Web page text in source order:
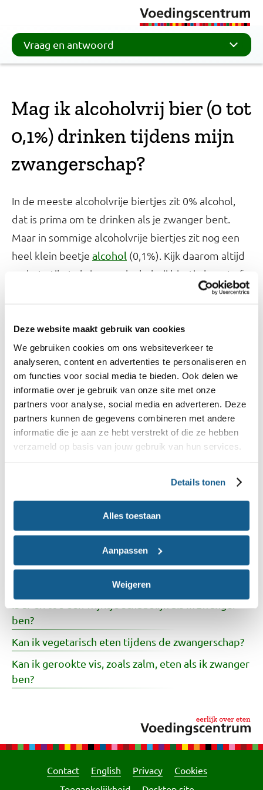
Deze website maakt gebruik van cookies
We gebruiken cookies om ons websiteverkeer te
analyseren, content en advertenties te personaliseren en
om functies voor social media te bieden. Ook delen we
informatie over je gebruik van onze site met onze
partners voor analyse, social media en adverteren. Deze
partners kunnen de gegevens combineren met andere
informatie die je aan ze hebt verstrekt of die ze hebben
verzameld op basis van jouw gebruik van hun services.
Details tonen
Alles toestaan
Aanpassen
Weigeren
Vraag en antwoord
Mag ik alcoholvrij bier (0 tot
0,1%) drinken tijdens mijn
zwangerschap?
In de meeste alcoholvrije biertjes zit 0% alcohol,
dat is prima om te drinken als je zwanger bent.
Maar in sommige alcoholvrije biertjes zit nog een
heel klein beetje alcohol (0,1%). Kijk daarom altijd
op het etiket als je een alcoholvrij biertje koopt of
vraag het na bij de ober als je een biertje bestelt.
Als je zwanger bent, is het advies om helemaal
geen alcohol te drinken, ook geen half glaasje.
Meer informatie over alcohol en zwangerschap èn
een gratis online cursus over dit onderwerp vind je
opwww.alcoholvrijzwanger.nl.
Wat mag ik wel en niet eten als ik
zwanger ben?
Vragen en antwoorden over dit
Moet ik foliumzuur slikken tijdens de
zwangerschap?
Mag ik tonijn eten als ik zwanger ben?
ben?
Kan ik vegetarisch eten tijdens de zwangerschap?
Kan ik gerookte vis, zoals zalm, eten als ik zwanger
ben?
Contact English Privacy
Cookies